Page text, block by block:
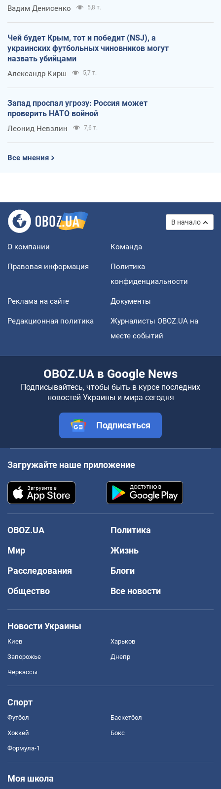
Вадим Денисенко 5,8 т.
Чей будет Крым, тот и победит (NSJ), а
украинских футбольных чиновников могут
назвать убийцами
Александр Кирш 5,7 т.
Запад проспал угрозу: Россия может
проверить НАТО войной
Леонид Невзлин 7,6 т.
Все мнения
В начало
О компании Команда
Правовая информация
Политика
конфиденциальности
Реклама на сайте Документы
Редакционная политика
Журналисты OBOZ.UA на
месте событий
OBOZ.UA в Google News
Подписывайтесь, чтобы быть в курсе последних
новостей Украины и мира сегодня
Подписаться
Загружайте наше приложение
OBOZ.UA
Политика
Мир
Жизнь
Расследования
Блоги
Общество
Все новости
Новости Украины
Киев Харьков
Запорожье Днепр
Черкассы
Спорт
Футбол Баскетбол
Хоккей Бокс
Формула-1
Моя школа